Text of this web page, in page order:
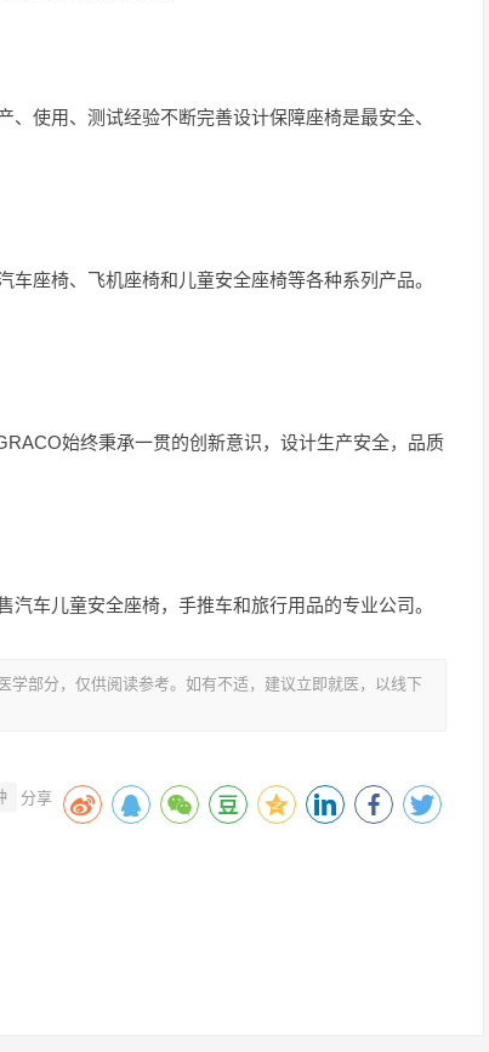
使用、测试经验不断完善设计保障座椅是最安全、
座椅、飞机座椅和儿童安全座椅等各种系列产品。
始终秉承一贯的创新意识，设计生产安全，品质
车儿童安全座椅，手推车和旅行用品的专业公司。
学部分，仅供阅读参考。如有不适，建议立即就医，以线下